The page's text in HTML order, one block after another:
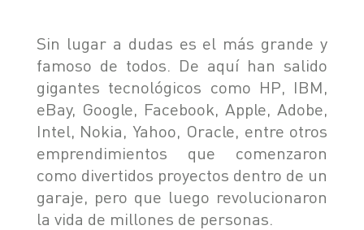
Sin lugar a dudas es el más grande y
famoso de todos. De aquí han salido
gigantes tecnológicos como HP, IBM,
eBay, Google, Facebook, Apple, Adobe,
Intel, Nokia, Yahoo, Oracle, entre otros
emprendimientos que comenzaron
como divertidos proyectos dentro de un
garaje, pero que luego revolucionaron
la vida de millones de personas.